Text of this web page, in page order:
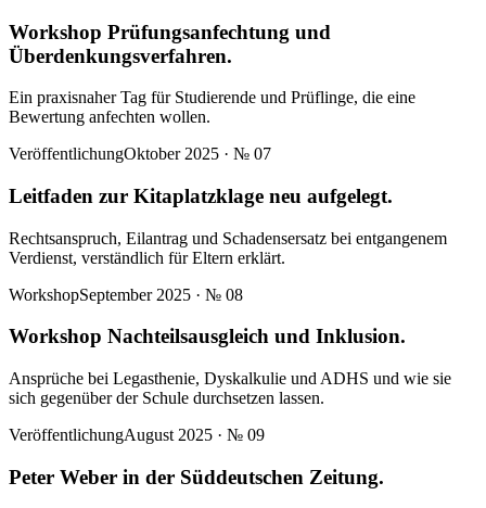
Workshop Prüfungsanfechtung und
Überdenkungsverfahren.
Ein praxisnaher Tag für Studierende und Prüflinge, die eine
Bewertung anfechten wollen.
VeröffentlichungOktober 2025 · № 07
Leitfaden zur Kitaplatzklage neu aufgelegt.
Rechtsanspruch, Eilantrag und Schadensersatz bei entgangenem
Verdienst, verständlich für Eltern erklärt.
WorkshopSeptember 2025 · № 08
Workshop Nachteilsausgleich und Inklusion.
Ansprüche bei Legasthenie, Dyskalkulie und ADHS und wie sie
sich gegenüber der Schule durchsetzen lassen.
VeröffentlichungAugust 2025 · № 09
Peter Weber in der Süddeutschen Zeitung.